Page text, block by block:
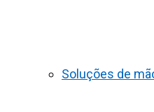
Soluções de